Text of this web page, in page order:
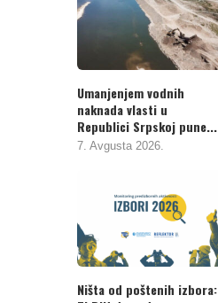
Umanjenjem vodnih
naknada vlasti u
Republici Srpskoj pune...
7. Avgusta 2026.
Ništa od poštenih izbora: